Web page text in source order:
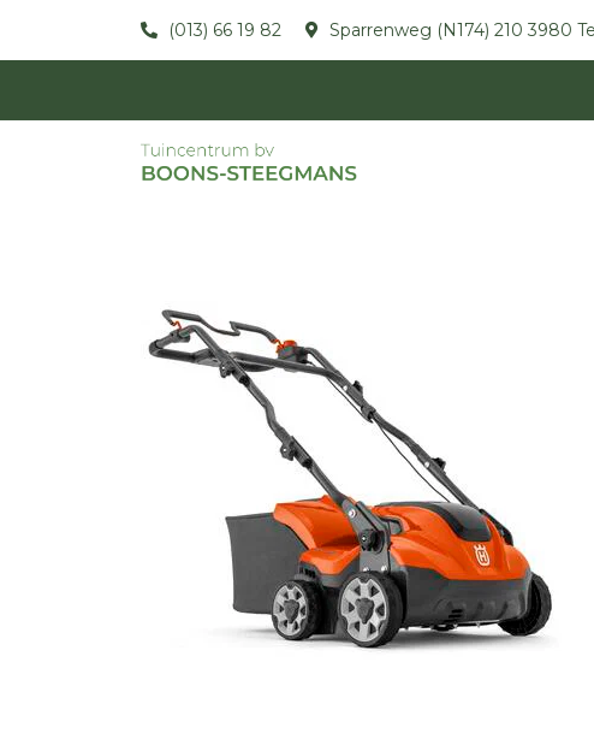
(013) 66 19 82 Sparrenweg (N174) 210 3980